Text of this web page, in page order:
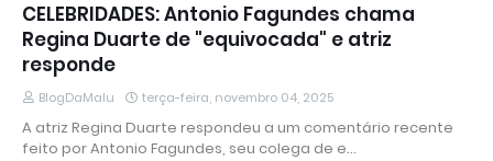
CELEBRIDADES: Antonio Fagundes chama
Regina Duarte de "equivocada" e atriz
responde
BlogDaMalu terça-feira, novembro 04, 2025
A atriz Regina Duarte respondeu a um comentário recente
feito por Antonio Fagundes, seu colega de e…